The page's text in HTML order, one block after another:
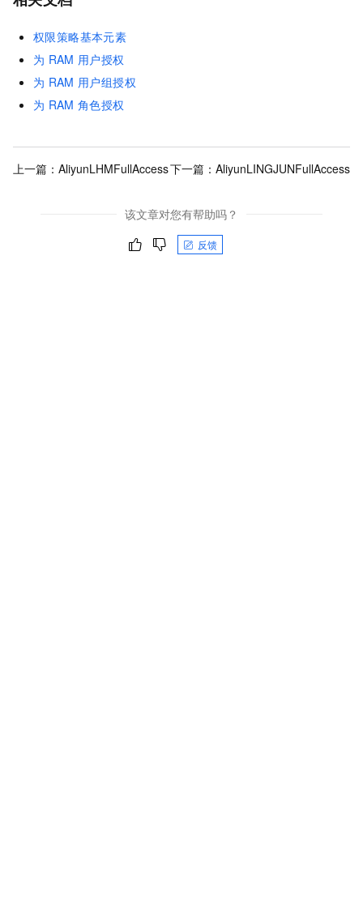
权限策略基本元素
为 RAM 用户授权
为 RAM 用户组授权
为 RAM 角色授权
上一篇： AliyunLHMFullAccess下一篇： AliyunLINGJUNFullAccess
该文章对您有帮助吗？
反馈